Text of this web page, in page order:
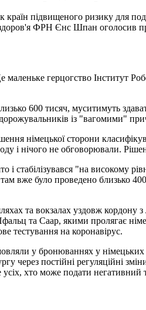
підвищеного ризику для
ФРН Єнс Шпан оголосив
герцогство Інститут
600 тисяч, муситимуть
із "вагомими"
німецької сторони
і нічого не обговорювали.
стабілізувався "на високому
вже було проведено близько
та вокзалах уздовж
та Саар, якими пролягає
тестування на коронавірус.
у бронюваннях у
через постійні регуляційні
хто може подати негативний